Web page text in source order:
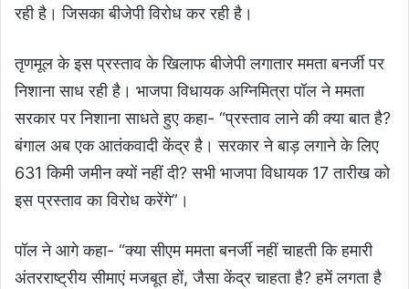
रही है। जिसका बीजेपी विरोध कर रही है।
तृणमूल के इस प्रस्ताव के खिलाफ बीजेपी लगातार ममता बनर्जी पर
निशाना साध रही है। भाजपा विधायक अग्निमित्रा पॉल ने ममता
सरकार पर निशाना साधते हुए कहा- “प्रस्ताव लाने की क्या बात है?
बंगाल अब एक आतंकवादी केंद्र है। सरकार ने बाड़ लगाने के लिए
631 किमी जमीन क्यों नहीं दी? सभी भाजपा विधायक 17 तारीख को
इस प्रस्ताव का विरोध करेंगे”।
पॉल ने आगे कहा- “क्या सीएम ममता बनर्जी नहीं चाहती कि हमारी
अंतरराष्ट्रीय सीमाएं मजबूत हों, जैसा केंद्र चाहता है? हमें लगता है